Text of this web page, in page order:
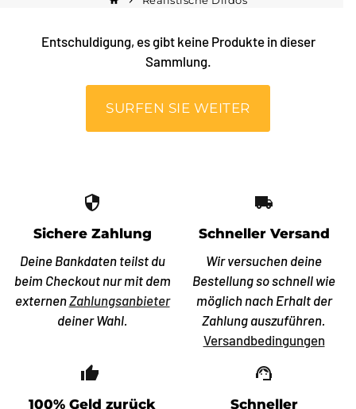
Entschuldigung, es gibt keine Produkte in dieser
Sammlung.
SURFEN SIE WEITER
security
Sichere Zahlung
Deine Bankdaten teilst du
beim Checkout nur mit dem
externenZahlungsanbieter
deiner Wahl.
local_shipping
Schneller Versand
Wir versuchen deine
Bestellung so schnell wie
möglich nach Erhalt der
Zahlung auszuführen.
Versandbedingungen
thumb_up_off_alt
100% Geld zurück
support_agent
Schneller